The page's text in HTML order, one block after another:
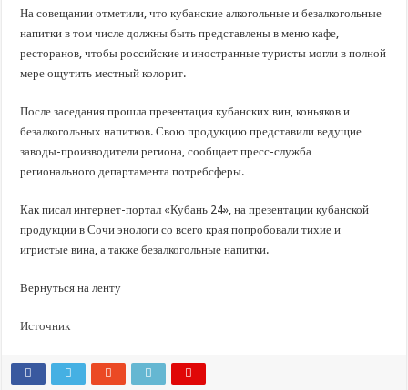
На совещании отметили, что кубанские алкогольные и безалкогольные
напитки в том числе должны быть представлены в меню кафе,
ресторанов, чтобы российские и иностранные туристы могли в полной
мере ощутить местный колорит.
После заседания прошла презентация кубанских вин, коньяков и
безалкогольных напитков. Свою продукцию представили ведущие
заводы-производители региона, сообщает пресс-служба
регионального департамента потребсферы.
Как писал интернет-портал «Кубань 24», на презентации кубанской
продукции в Сочи энологи со всего края попробовали тихие и
игристые вина, а также безалкогольные напитки.
Вернуться на ленту
Источник